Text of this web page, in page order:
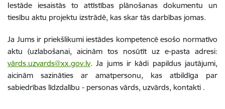
Iestāde iesaistās to attīstības plānošanas dokumentu un
tiesību aktu projektu izstrādē, kas skar tās darbības jomas.
Ja Jums ir priekšlikumi iestādes kompetencē esošo normatīvo
aktu (uzlabošanai, aicinām tos nosūtīt uz e-pasta adresi:
vārds.uzvards@xx.gov.lv. Ja jums ir kādi papildus jautājumi,
aicinām sazināties ar amatpersonu, kas atbildīga par
sabiedrības līdzdalību - personas vārds, uzvārds, kontakti .